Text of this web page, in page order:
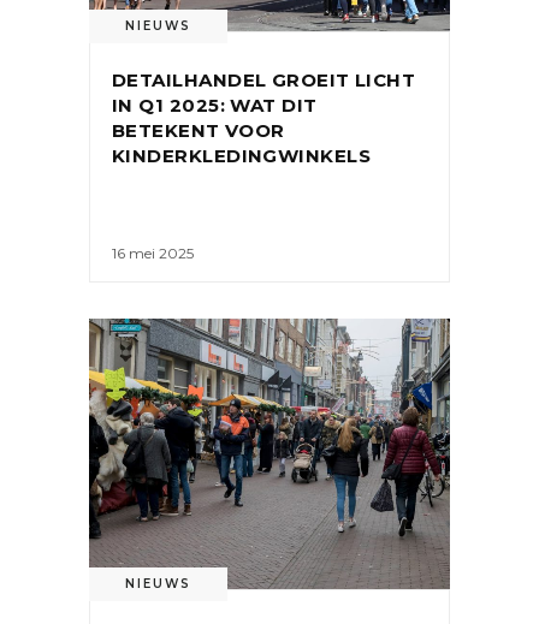
NIEUWS
DETAILHANDEL GROEIT LICHT
IN Q1 2025: WAT DIT
BETEKENT VOOR
KINDERKLEDINGWINKELS
16 mei 2025
NIEUWS